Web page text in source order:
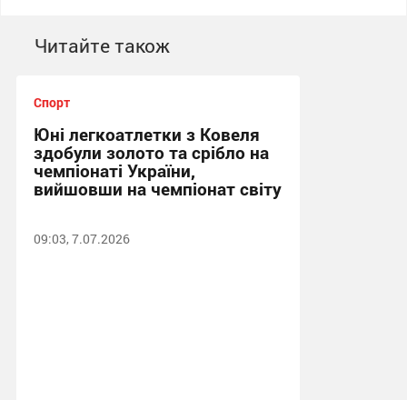
Читайте також
Спорт
Юні легкоатлетки з Ковеля
здобули золото та срібло на
чемпіонаті України,
вийшовши на чемпіонат світу
09:03, 7.07.2026